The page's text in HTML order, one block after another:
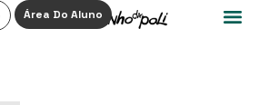
Área Do Aluno